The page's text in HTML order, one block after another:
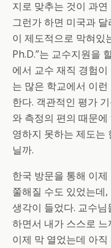
지로 맞추는 것이 과
그런가 하면 미국과
이 제도적으로 막혀있
Ph.D.”는 교수지원을
에서 교수 재직 경험
는 많은 학교에서 이
한다. 객관적인 평가
와 측정의 편의 때문
영하지 못하는 제도는
닐까.
한국 방문을 통해 이
쭐해질 수도 있었는데
생각이 들었다. 교수
하면서 내가 스스로
이제 막 열었는데 아